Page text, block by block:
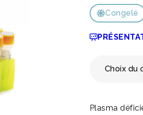
Congelé
Choix du
Plasma